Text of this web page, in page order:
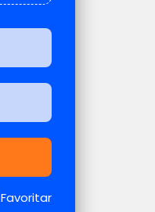
Favoritar